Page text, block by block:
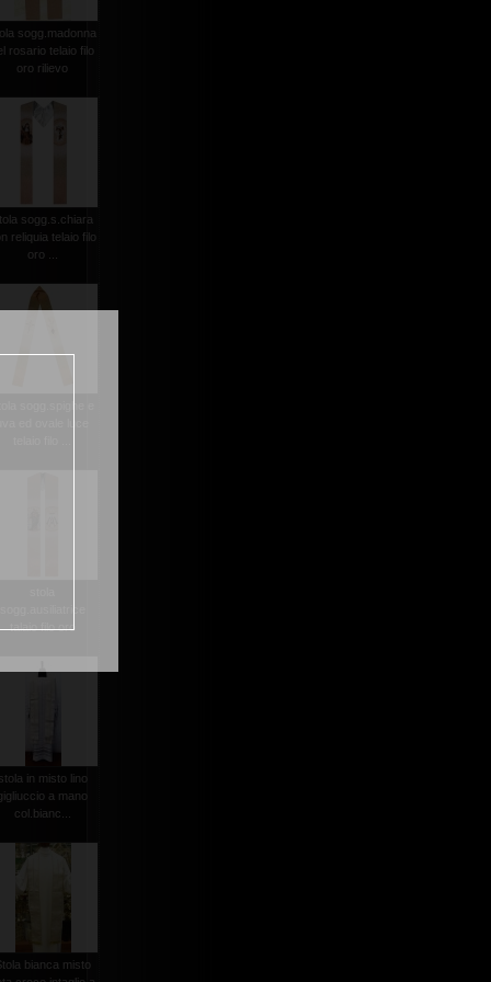
sogg.madonna
rosario telaio filo
oro rilievo
sogg.s.chiara
reliquia telaio filo
oro ...
talaio filo oro
stola in misto lino
a mano
col.bianc...
bianca misto